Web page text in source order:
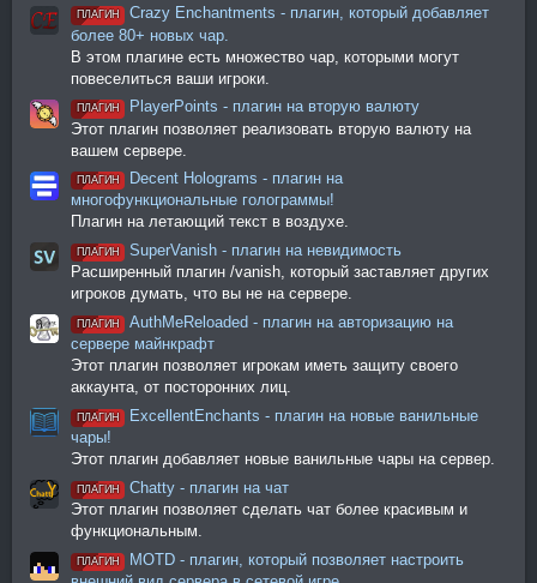
ПЛАГИН
Crazy Enchantments - плагин, который добавляет
более 80+ новых чар.
В этом плагине есть множество чар, которыми могут
повеселиться ваши игроки.
ПЛАГИН
PlayerPoints - плагин на вторую валюту
Этот плагин позволяет реализовать вторую валюту на
вашем сервере.
ПЛАГИН
Decent Holograms - плагин на
многофункциональные голограммы!
Плагин на летающий текст в воздухе.
ПЛАГИН
SuperVanish - плагин на невидимость
Расширенный плагин /vanish, который заставляет других
игроков думать, что вы не на сервере.
ПЛАГИН
AuthMeReloaded - плагин на авторизацию на
сервере майнкрафт
Этот плагин позволяет игрокам иметь защиту своего
аккаунта, от посторонних лиц.
ПЛАГИН
ExcellentEnchants - плагин на новые ванильные
чары!
Этот плагин добавляет новые ванильные чары на сервер.
ПЛАГИН
Chatty - плагин на чат
Этот плагин позволяет сделать чат более красивым и
функциональным.
ПЛАГИН
MOTD - плагин, который позволяет настроить